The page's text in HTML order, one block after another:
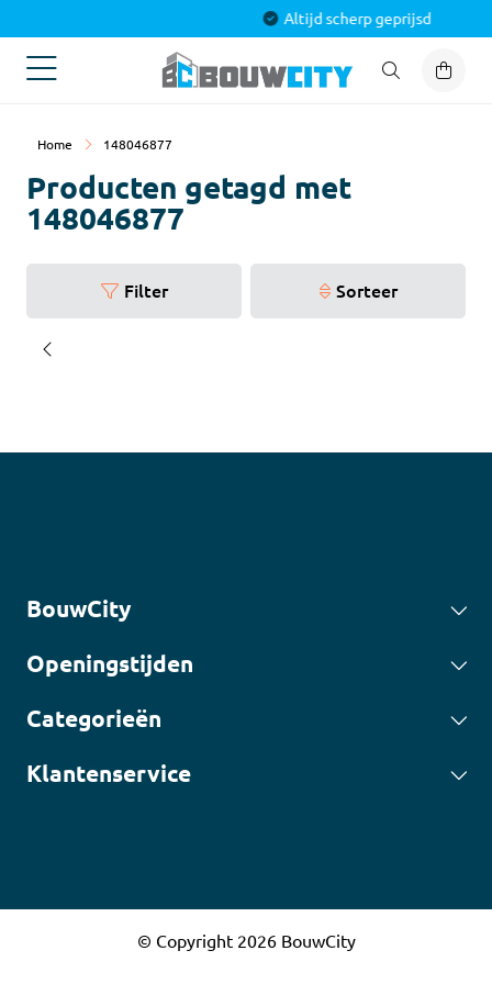
Home 148046877
Producten getagd met
148046877
Filter Sorteer
BouwCity
Openingstijden
Categorieën
Klantenservice
© Copyright 2026 BouwCity